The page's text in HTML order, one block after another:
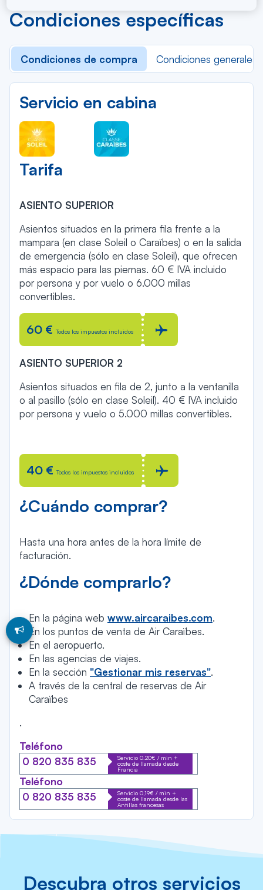
Condiciones específicas
Condiciones de compra Condiciones generales
Servicio en cabina
Tarifa
ASIENTO SUPERIOR
Asientos situados en la primera fila frente a la
mampara (en clase Soleil o Caraïbes) o en la salida
de emergencia (sólo en clase Soleil), que ofrecen
más espacio para las piernas. 60 € IVA incluido
por persona y por vuelo o 6.000 millas
convertibles.
60 € Todos los impuestos incluidos
ASIENTO SUPERIOR 2
Asientos situados en fila de 2, junto a la ventanilla
o al pasillo (sólo en clase Soleil). 40 € IVA incluido
por persona y vuelo o 5.000 millas convertibles.
40 € Todos los impuestos incluidos
¿Cuándo comprar?
Hasta una hora antes de la hora límite de
facturación.
¿Dónde comprarlo?
En la página web www.aircaraibes.com.
En los puntos de venta de Air Caraïbes.
En el aeropuerto.
En las agencias de viajes.
En la sección "Gestionar mis reservas".
A través de la central de reservas de Air
Caraïbes
.
Teléfono
0 820 835 835
Servicio 0.20€ / min +
coste de llamada desde
Francia
Teléfono
0 820 835 835
Servicio 0,19€ / min +
coste de llamada desde las
Antillas francesas
Descubra otros servicios